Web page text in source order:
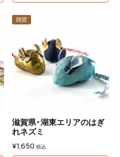
雑貨
滋賀県・湖東エリアのはぎ
れネズミ
¥1,650 税込